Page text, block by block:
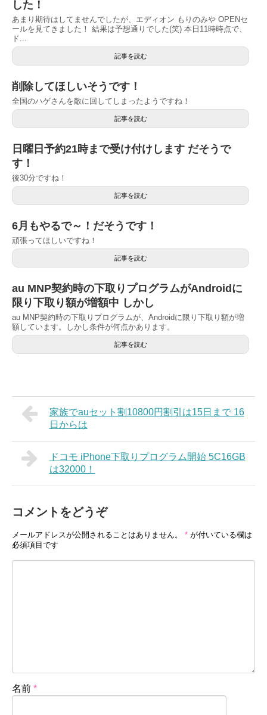
した！
あまり期待はしてませんでしたが、エディオン もりのみや OPENセ
ールを見てきました！ 結果は予想通りでした(笑) 本日11時時点で、
ド...
記事を読む
削除してほしいそうです！
全国のハゲさんを敵に回してしまったようですね！
記事を読む
日曜日予約21時まで受け付けします だそうで
す！
後30分ですね！
記事を読む
6月もやるで～！だそうです！
頑張ってほしいですね！
記事を読む
au MNP契約時の下取りプログラムがAndroidに
限り下取り額が増額中 しかし
au MNP契約時の下取りプログラムが、Androidに限り下取り額が増
額しています。しかし条件が何点かあります。
記事を読む
家族でauセット割10800円割引は15日まで 16
日からは
ドコモ iPhone下取りプログラム開始 5C16GB
は32000！
コメントをどうぞ
メールアドレスが公開されることはありません。 * が付いている欄は
必須項目です
名前 *